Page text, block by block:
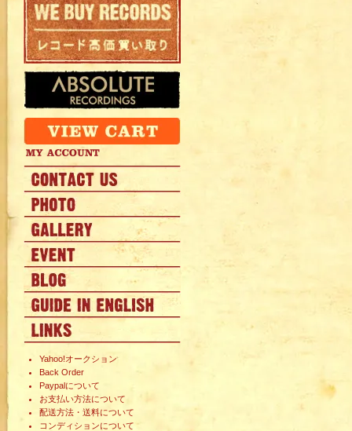
Yahoo!オークション
Back Order
Paypalについて
お支払い方法について
配送方法・送料について
コンディションについて